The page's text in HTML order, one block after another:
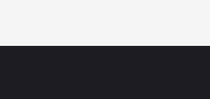
dominicana que rompió un